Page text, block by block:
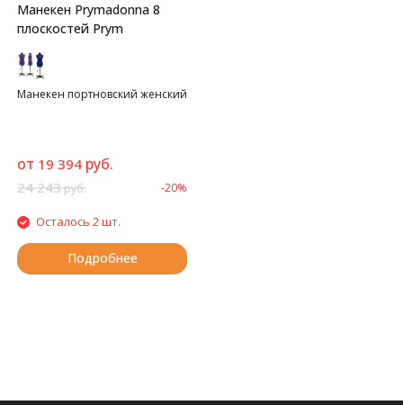
Манекен Prymadonna 8
плоскостей Prym
Манекен портновский женский
от 19 394 руб.
24 243руб. -20%
Осталось 2 шт.
Подробнее